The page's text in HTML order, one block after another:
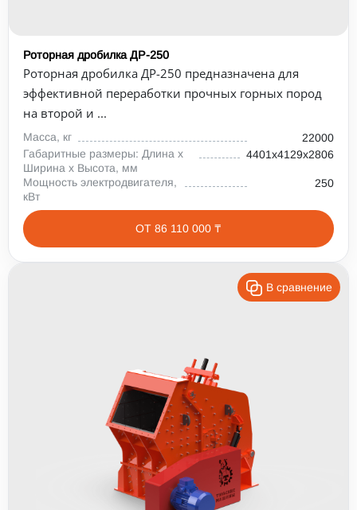
Роторная дробилка ДР-250
Роторная дробилка ДР-250 предназначена для
эффективной переработки прочных горных пород
на второй и ...
Масса, кг
22000
Габаритные размеры: Длина х
Ширина х Высота, мм
4401х4129х2806
Мощность электродвигателя,
кВт
250
ОТ 86 110 000 ₸
В сравнение